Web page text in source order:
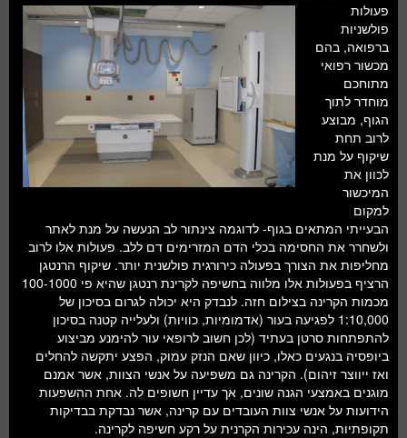
עתידנות
סקירות ספרים
טעימות מדע
פעולות
פולשניות
ברפואה, בהם
מכשור רפואי
מתוחכם
מוחדר לתוך
הגוף, מבוצע
לרוב תחת
שיקוף על מנת
לכוון את
המיכשור
למקום
הבעייתי המתאים בגוף- לדוגמה צינתור לב הנעשה על מנת לאתר
ולשחרר את החסימה בכלי הדם המזרימים דם ללב. פעולות אלו לרוב
מחליפות את הצורך בפעולה כירורגית פולשנית יותר. שיקוף הרנטגן
הרציף בפעולות אלו מלווה בחשיפה לקרינת רנטגן שהיא פי 100-1000
מכמות הקרינה בצילום חזה. לנבדק היא יכולה לגרום בסיכון של
1:10,000 לפגיעה בעור (אדמומיות, כוויות) ולעלייה קטנה בסיכון
להתפתחות סרטן בעתיד (לכן חשוב לרופאי עור להימנע מביצוע
ביופסיה בנגעים כאלו, כיוון שאם הנזק עמוק, הפצע יתקשה להחלים
ואז ייווצר זיהום). הקרינה גם משפיעה על אנשי הצוות, אשר אמנם
מוגנים באמצעי הגנה שונים, אך עדיין חשופים לה. אחת ההשפעות
הידועות על אנשי צוות העובדים עם קרינה, אשר נבדקת בבדיקות
תקופתיות, הינה עכירות הקרנית על רקע חשיפה לקרינה.